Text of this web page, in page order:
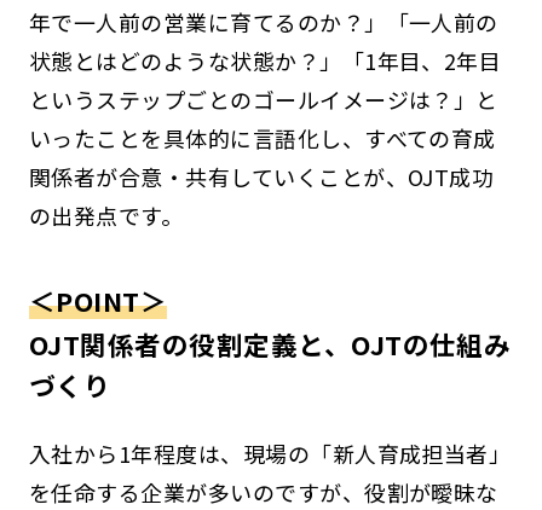
年で一人前の営業に育てるのか？」「一人前の
状態とはどのような状態か？」「1年目、2年目
というステップごとのゴールイメージは？」と
いったことを具体的に言語化し、すべての育成
関係者が合意・共有していくことが、OJT成功
の出発点です。
＜POINT＞
OJT関係者の役割定義と、OJTの仕組み
づくり
入社から1年程度は、現場の「新人育成担当者」
を任命する企業が多いのですが、役割が曖昧な